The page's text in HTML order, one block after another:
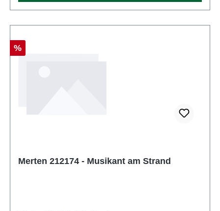
Rabatt
%
Merten 212174 - Musikant am Strand